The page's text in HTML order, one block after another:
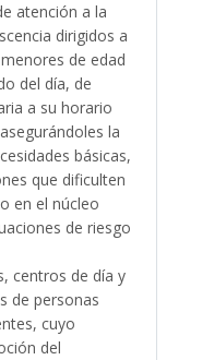
atención a la
dirigidos a
de edad
del día, de
a su horario
la
básicas,
que dificulten
en el núcleo
de riesgo
centros de día y
de personas
cuyo
del